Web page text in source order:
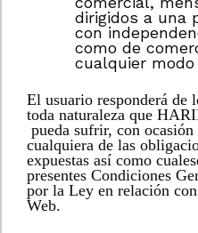
dirigidos a una
con
como de
cualquier
El usuario responderá de
toda naturaleza que
pueda sufrir, con
cualquiera de las
expuestas así como
presentes Condiciones
por la Ley en relación
Web.